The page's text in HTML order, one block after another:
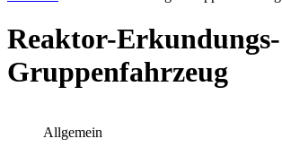
Reaktor-Erkundungs-
Gruppenfahrzeug
Allgemein